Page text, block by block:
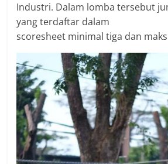
Industri. Dalam lomba tersebut
yang terdaftar dalam
scoresheet minimal tiga dan